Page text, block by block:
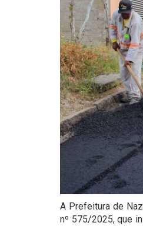
A Prefeitura de
nº 575/2025, que